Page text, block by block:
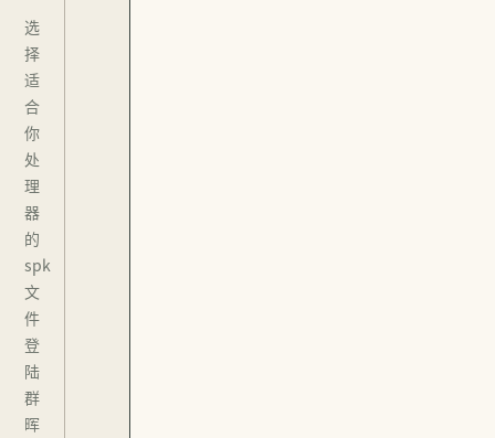
选
择
适
合
你
处
理
器
的
spk
文
件
登
陆
群
晖